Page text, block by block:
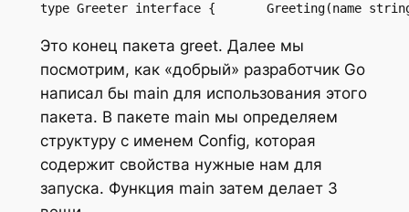
type Greeter interface {       Greeting(name
Это конец пакета greet. Далее мы
посмотрим, как «добрый» разработчик Go
написал бы main для использования этого
пакета. В пакете main мы определяем
структуру с именем Config, которая
содержит свойства нужные нам для
запуска. Функция main затем делает 3